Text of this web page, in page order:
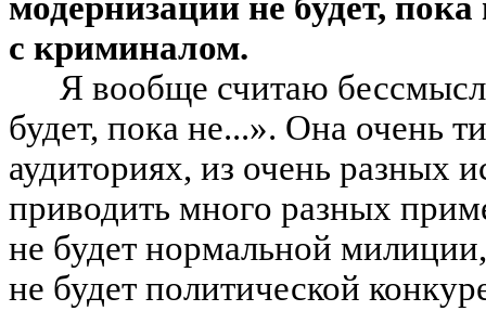
с криминалом.
Я вообще считаю
будет, пока не...». Она очень
аудиториях, из очень разных
приводить много разных
не будет нормальной
не будет политической